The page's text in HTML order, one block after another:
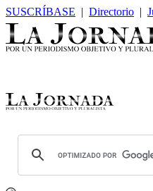
SUSCRÍBASE | Directorio |